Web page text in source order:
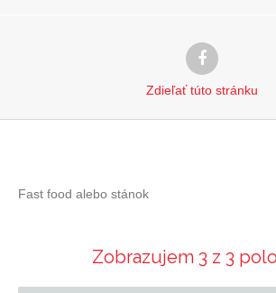
Zdieľať túto stránku
Fast food alebo stánok
Zobrazujem 3 z 3